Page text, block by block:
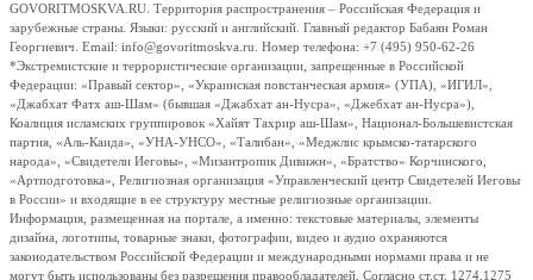
GOVORITMOSKVA.RU. Территория распространения – Российская Федерация и
зарубежные страны. Языки: русский и английский. Главный редактор Бабаян Роман
Георгиевич. Email: info@govoritmoskva.ru. Номер телефона: +7 (495) 950-62-26
*Экстремистские и террористические организации, запрещенные в Российской
Федерации: «Правый сектор», «Украинская повстанческая армия» (УПА), «ИГИЛ»,
«Джабхат Фатх аш-Шам» (бывшая «Джабхат ан-Нусра», «Джебхат ан-Нусра»),
Коалиция исламских группировок «Хайят Тахрир аш-Шам», Национал-Большевистская
партия, «Аль-Каида», «УНА-УНСО», «Талибан», «Меджлис крымско-татарского
народа», «Свидетели Иеговы», «Мизантропик Дивижн», «Братство» Корчинского,
«Артподготовка», Религиозная организация «Управленческий центр Свидетелей Иеговы
в России» и входящие в ее структуру местные религиозные организации.
Информация, размещенная на портале, а именно: текстовые материалы, элементы
дизайна, логотипы, товарные знаки, фотографии, видео и аудио охраняются
законодательством Российской Федерации и международными нормами права и не
могут быть использованы без разрешения правообладателей. Согласно ст.ст. 1274,1275